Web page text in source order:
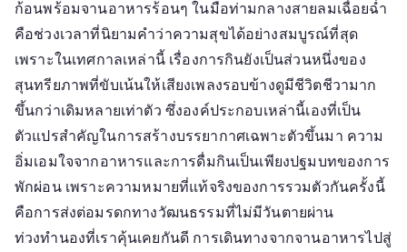
ก้อนพร้อมจานอาหารร้อนๆ ในมือท่ามกลางสายลมเฉื่อยฉ่ำ
คือช่วงเวลาที่นิยามคำว่าความสุขได้อย่างสมบูรณ์ที่สุด
เพราะในเทศกาลเหล่านี้ เรื่องการกินยังเป็นส่วนหนึ่งของ
สุนทรียภาพที่ขับเน้นให้เสียงเพลงรอบข้างดูมีชีวิตชีวามาก
ขึ้นกว่าเดิมหลายเท่าตัว ซึ่งองค์ประกอบเหล่านี้เองที่เป็น
ตัวแปรสำคัญในการสร้างบรรยากาศเฉพาะตัวขึ้นมา ความ
อิ่มเอมใจจากอาหารและการดื่มกินเป็นเพียงปฐมบทของการ
พักผ่อน เพราะความหมายที่แท้จริงของการรวมตัวกันครั้งนี้
คือการส่งต่อมรดกทางวัฒนธรรมที่ไม่มีวันตายผ่าน
ท่วงทำนองที่เราคุ้นเคยกันดี การเดินทางจากจานอาหารไปสู่